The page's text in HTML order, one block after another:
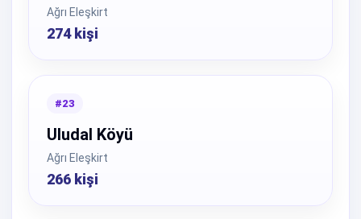
Ağrı Eleşkirt
274 kişi
#23
Uludal Köyü
Ağrı Eleşkirt
266 kişi